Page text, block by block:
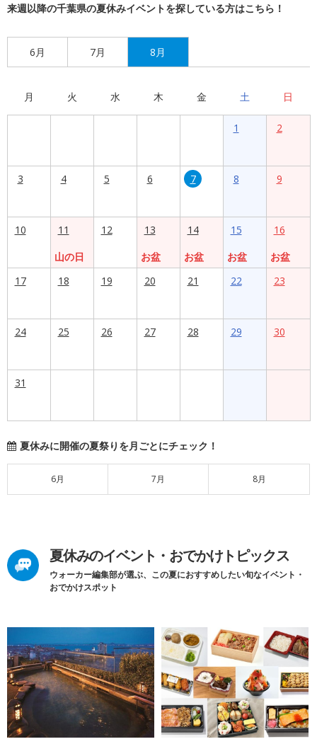
来週以降の千葉県の夏休みイベントを探している方はこちら！
6月 7月 8月
月 火 水 木 金 土 日
1 2
3 4 5 6 7 8 9
10
11
山の日
12
13
お盆
14
お盆
15
お盆
16
お盆
17
18 19 20 21 22 23
24 25 26 27 28 29 30
31
夏休みに開催の夏祭りを月ごとにチェック！
6月 7月 8月
夏休みのイベント・おでかけトピックス
ウォーカー編集部が選ぶ、この夏におすすめしたい旬なイベント・
おでかけスポット